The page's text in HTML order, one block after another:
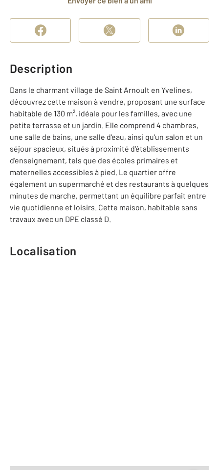
Description
Dans le charmant village de Saint Arnoult en Yvelines,
découvrez cette maison à vendre, proposant une surface
habitable de 130 m², idéale pour les familles, avec une
petite terrasse et un jardin. Elle comprend 4 chambres,
une salle de bains, une salle d'eau, ainsi qu'un salon et un
séjour spacieux, situés à proximité d'établissements
d'enseignement, tels que des écoles primaires et
maternelles accessibles à pied. Le quartier offre
également un supermarché et des restaurants à quelques
minutes de marche, permettant un équilibre parfait entre
vie quotidienne et loisirs. Cette maison, habitable sans
travaux avec un DPE classé D.
Localisation